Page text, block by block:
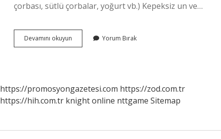
çorbası, sütlü çorbalar, yoğurt vb.) Kepeksiz un ve…
Devamını okuyun Andaloz
Çorbası
Yorum Bırak
https://promosyongazetesi.com https://zod.com.tr
https://hih.com.tr knight online nttgame Sitemap